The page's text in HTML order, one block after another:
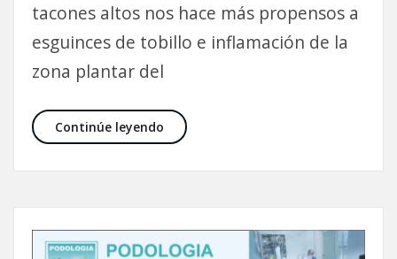
tacones altos nos hace más propensos a
esguinces de tobillo e inflamación de la
zona plantar del
Continúe leyendo ¿Cómo afectan al cuerpo los